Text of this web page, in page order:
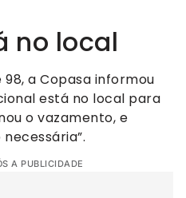
no local
a Copasa informou
está no local para
o vazamento, e
A PUBLICIDADE